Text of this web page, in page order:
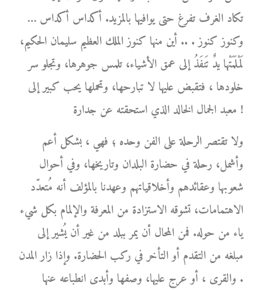
تكاد الغرف تفرغ حتى يوافيها بالمزيد. أكداس أكداس …
وكنوز كنوز . .. أين منها كنوز الملك العظيم سليمان الحكيم،
لَمْلَمَتْها يدٌ تَنفَذُ إلى عمق الأشياء، تلمس جوهرها، وتجلو سر
خلودها ، فتقبض عليها لا تبارحها، وتحملها يحب كبير إلى
معبد الجمال الخالد الذي استحقته عن جدارة !
ولا تقتصر الرحلة على الفن وحده ؛ فهي ، بشكل أعم
وأشمل، رحلة في حضارة البلدان وتاريخها، وفي أحوال
شعوبها وعقائدهم وأخلاقياتهم وعهدنا بالمؤلف أنه مُتعدّد
الاهتمامات، تشوقه الاستزادة من المعرفة والإلمام بكل شيء
ياء من حوله. فمن المحال أن يمر ببلد من غير أن يُشير إلى
مبلغه من التقدم أو التأخر في ركب الحضارة. وإذا زار المدن
والقرى ، أو عرج عليها، وصفها وأبدى انطباعه عنها .